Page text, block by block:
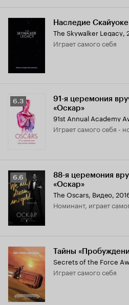
Наследие
The Skywalker Legacy,
играет самого себя
Рейтинг
Кинопоиска
6.3
6.3
91-я церемония
«Оскар»
91st Annual Academy
играет самого себя -
Рейтинг
Кинопоиска
6.6
6.6
88-я церемония
«Оскар»
The Oscars, Видео,
номинант, играет
Тайны
играет самого себя